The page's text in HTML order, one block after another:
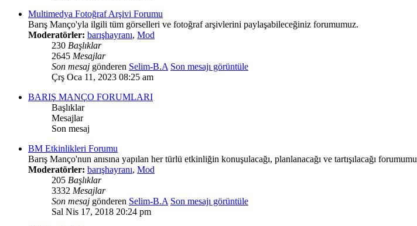
Multimedya Fotoğraf Arşivi Forumu
Barış Manço'yla ilgili tüm görselleri ve fotoğraf arşivlerini paylaşabileceğiniz forumumuz.
Moderatörler: barışhayranı, Mod
230 Başlıklar
2645 Mesajlar
Son mesaj gönderen Selim-B.A Son mesajı görüntüle
Çrş Oca 11, 2023 08:25 am
BARIŞ MANÇO FORUMLARI
Başlıklar
Mesajlar
Son mesaj
BM Etkinlikleri Forumu
Barış Manço'nun anısına yapılan her türlü etkinliğin konuşulacağı, planlanacağı ve tartışılacağı
Moderatörler: barışhayranı, Mod
205 Başlıklar
3332 Mesajlar
Son mesaj gönderen Selim-B.A Son mesajı görüntüle
Sal Nis 17, 2018 20:24 pm